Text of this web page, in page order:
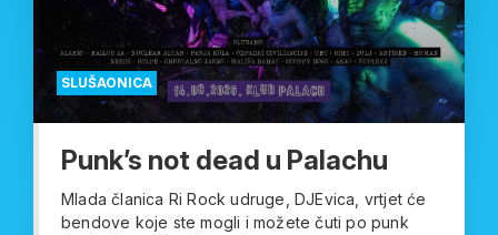
SLUŠAONICA
Punk’s not dead u Palachu
Mlada članica Ri Rock udruge, DJEvica, vrtjet će
bendove koje ste mogli i možete čuti po punk